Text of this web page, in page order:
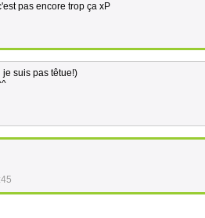
pas encore trop ça xP
je suis pas têtue!)